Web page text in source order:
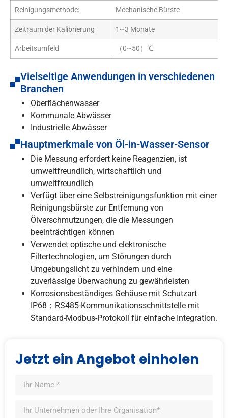
Reinigungsmethode: Mechanische Bürste
Zeitraum der Kalibrierung 1~3 Monate
Arbeitsumfeld （0~50）℃
Vielseitige Anwendungen in verschiedenen
Branchen
Oberflächenwasser
Kommunale Abwässer
Industrielle Abwässer
Hauptmerkmale von Öl-in-Wasser-Sensor
Die Messung erfordert keine Reagenzien, ist
umweltfreundlich, wirtschaftlich und
umweltfreundlich
Verfügt über eine Selbstreinigungsfunktion mit einer
Reinigungsbürste zur Entfernung von
Ölverschmutzungen, die die Messungen
beeinträchtigen können
Verwendet optische und elektronische
Filtertechnologien, um Störungen durch
Umgebungslicht zu verhindern und eine
zuverlässige Überwachung zu gewährleisten
Korrosionsbeständiges Gehäuse mit Schutzart
IP68；RS485-Kommunikationsschnittstelle mit
Standard-Modbus-Protokoll für einfache Integration.
Jetzt ein Angebot einholen